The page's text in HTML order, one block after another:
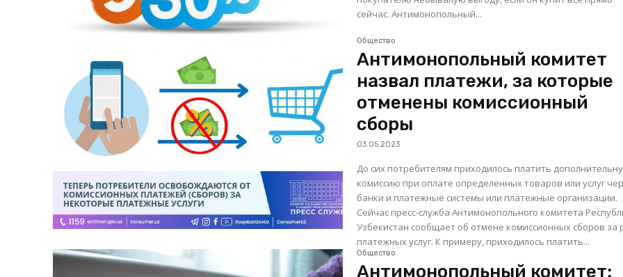
сейчас. Антимонопольный...
Общество
Антимонопольный комитет
назвал платежи, за которые
отменены комиссионный
сборы
03.05.2023
До сих потребителям приходилось платить
комиссию при оплате определенных товаров или услуг
банки и платежные системы или платежные организации.
Сейчас пресс-служба Антимонопольного комитета
Узбекистан сообщает об отмене комиссионных сборов за
платежных услуг. К примеру, приходилось платить...
Общество
Антимонопольный комитет: